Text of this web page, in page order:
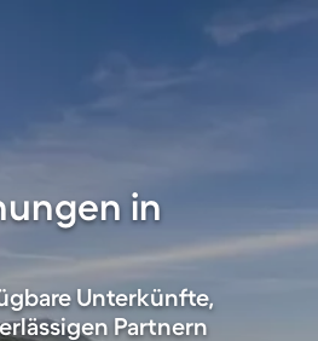
in
Unterkünfte,
Partnern